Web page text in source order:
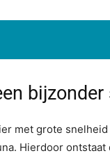
met grote
Hierdoor